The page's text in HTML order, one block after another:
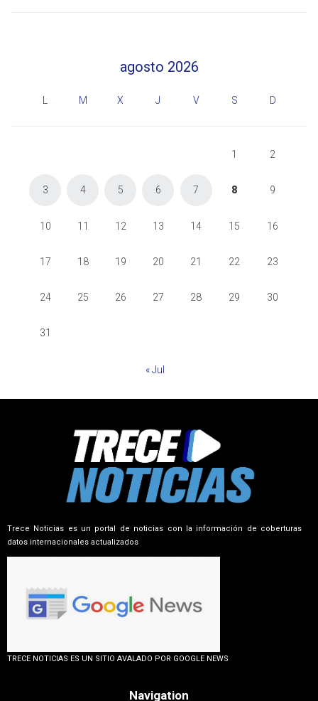
agosto 2026
M X J V S D
1 2
3 4 5 6 7 8 9
10 11 12 13 14 15 16
17 18 19 20 21 22 23
24 25 26 27 28 29 30
31
« Jul
Trece Noticias es un portal de noticias con la información de coberturas
datos internacionales actualizados
TRECE NOTICIAS ES UN SITIO AVALADO POR GOOGLE NEWS
Navigation